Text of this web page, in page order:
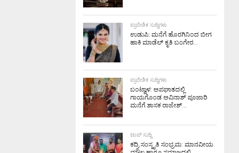
ಪ್ರಾದೇಶಿಕ ಸುದ್ದಿಗಳು
ಉಡುಪಿ: ಮನೆಗೆ ಹೊರಗಿನಿಂದ ಬೀಗ
ಹಾಕಿ ಮಾಡೆಲ್ ಕೃತಿ ಬಂಗೇರ...
ಪ್ರಾದೇಶಿಕ ಸುದ್ದಿಗಳು
ಬಂಟ್ವಾಳ: ಅಪಘಾತದಲ್ಲಿ
ಗಾಯಗೊಂಡ ಅವಿನಾಶ್ ಪೂಜಾರಿ
ಮನೆಗೆ ಶಾಸಕ ರಾಜೇಶ್...
ಟಾಪ್ ಸುದ್ದಿ
ಕದ್ರಿ ಸಂಸ್ಕೃತಿ ಸಂಭ್ರಮ: ಮಾನವೀಯ